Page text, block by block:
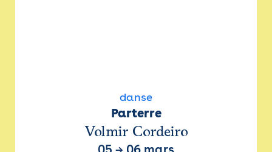
danse
Parterre
Volmir Cordeiro